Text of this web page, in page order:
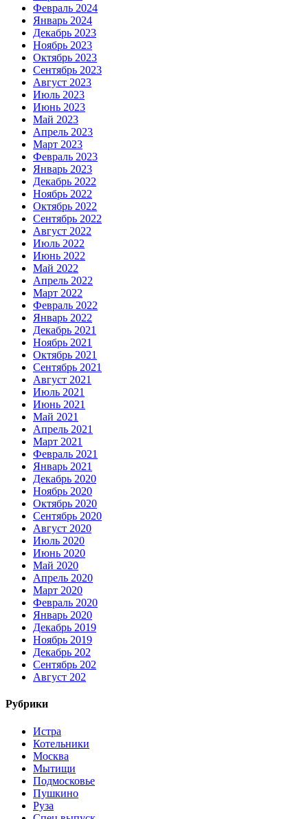
Февраль 2024
Январь 2024
Декабрь 2023
Ноябрь 2023
Октябрь 2023
Сентябрь 2023
Август 2023
Июль 2023
Июнь 2023
Май 2023
Апрель 2023
Март 2023
Февраль 2023
Январь 2023
Декабрь 2022
Ноябрь 2022
Октябрь 2022
Сентябрь 2022
Август 2022
Июль 2022
Июнь 2022
Май 2022
Апрель 2022
Март 2022
Февраль 2022
Январь 2022
Декабрь 2021
Ноябрь 2021
Октябрь 2021
Сентябрь 2021
Август 2021
Июль 2021
Июнь 2021
Май 2021
Апрель 2021
Март 2021
Февраль 2021
Январь 2021
Декабрь 2020
Ноябрь 2020
Октябрь 2020
Сентябрь 2020
Август 2020
Июль 2020
Июнь 2020
Май 2020
Апрель 2020
Март 2020
Февраль 2020
Январь 2020
Декабрь 2019
Ноябрь 2019
Декабрь 202
Сентябрь 202
Август 202
Рубрики
Истра
Котельники
Москва
Мытищи
Подмосковье
Пушкино
Руза